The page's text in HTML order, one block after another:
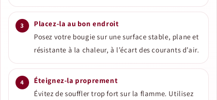
Placez-la au bon endroit
Posez votre bougie sur une surface stable, plane et
résistante à la chaleur, à l’écart des courants d’air.
Éteignez-la proprement
Évitez de souffler trop fort sur la flamme. Utilisez